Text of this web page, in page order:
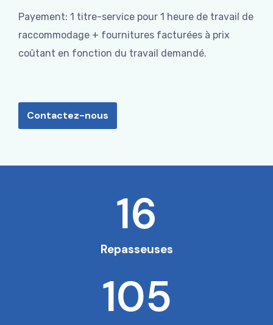
Payement: 1 titre-service pour 1 heure de travail de
raccommodage + fournitures facturées à prix
coûtant en fonction du travail demandé.
Contactez-nous
16
Repasseuses
105